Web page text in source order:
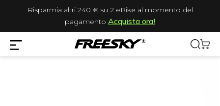
Risparmia altri 240 € su 2 eBike al momento del
pagamento Acquista ora!